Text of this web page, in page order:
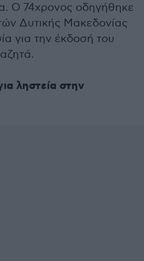
Ο 74χρονος οδηγήθηκε
Δυτικής Μακεδονίας
για την έκδοσή του
ληστεία στην